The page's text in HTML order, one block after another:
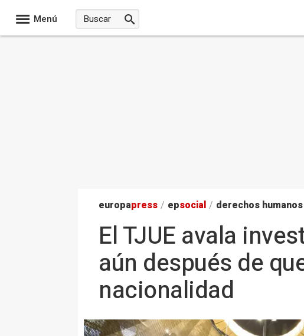
Menú
europapress / epsocial / derechos humanos
El TJUE avala
aún después de
nacionalidad